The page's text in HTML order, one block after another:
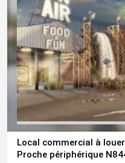
Local commercial à
Proche périphérique